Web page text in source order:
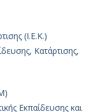
(Ι.Ε.Κ.)
Κατάρτισης,
Εκπαίδευσης και